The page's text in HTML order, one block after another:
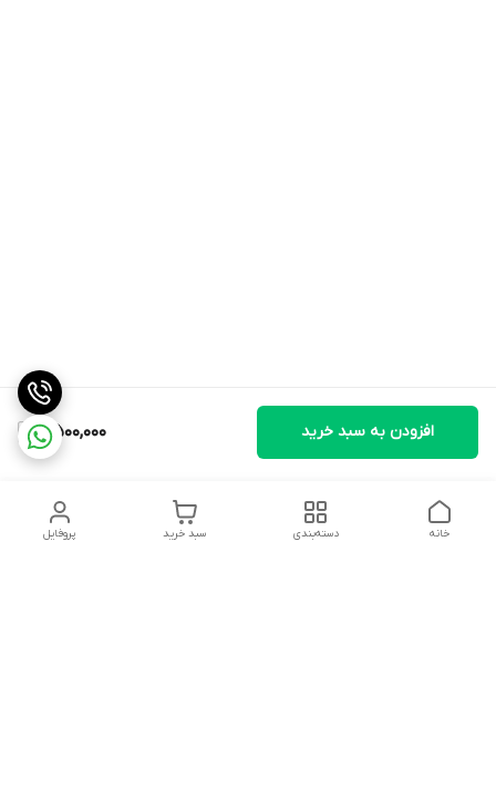
7,500,000 افزودن به سبد خرید
پروفایل سبد خرید دسته‌بندی خانه